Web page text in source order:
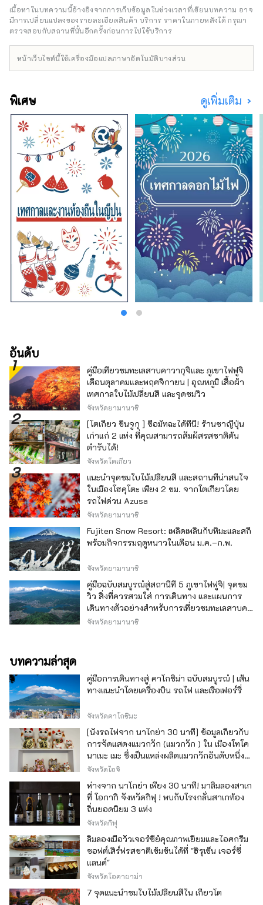
ขยายออกไปรอบๆ กำแพงเหล่านั้น ทิวทัศน์เมือง
และวัฒนธรรมของทัมบะ-ซาซายามะได้รับ
อิทธิพลอย่างมากจากเกียวโต และหากคุณเดินไป
ทิวทัศน์เมืองที่เหมือนกับเกียวโตที่นี่และที่นั่นอย่าง
เนื้อหาในบทความนี้อ้างอิงจากการเก็บข้อมูลในช่วงเวลาที่เขียนบทความ อาจ
มีการเปลี่ยนแปลงของรายละเอียดสินค้า บริการ ราคาในภายหลังได้ กรุณา
ตรวจสอบกับสถานที่นั้นอีกครั้งก่อนการไปใช้บริการ
หน้าเว็บไซต์นี้ใช้เครื่องมือแปลภาษาอัตโนมัติบางส่วน
พิเศษ ดูเพิ่มเติม
อันดับ
คู่มือเที่ยวชมทะเลสาบคาวากุจิและ ภูเขาไฟฟูจิ
เดือนตุลาคมและพฤศจิกายน | อุณหภูมิ เสื้อผ้า
เทศกาลใบไม้เปลี่ยนสี และจุดชมวิว
จังหวัดยามานาชิ
[โตเกียว ชินจูกุ ] ซื้อมัทฉะได้ที่นี่! ร้านชาญี่ปุ่น
เก่าแก่ 2 แห่ง ที่คุณสามารถสัมผัสรสชาติต้น
ตำรับได้!
จังหวัดโตเกียว
แนะนำจุดชมใบไม้เปลี่ยนสี และสถานที่น่าสนใจ
ในเมืองโฮคุโตะ เพียง 2 ชม. จากโตเกียวโดย
รถไฟด่วน Azusa
จังหวัดยามานาชิ
Fujiten Snow Resort: เพลิดเพลินกับหิมะและสกี
พร้อมกิจกรรมฤดูหนาวในเดือน ม.ค.–ก.พ.
จังหวัดยามานาชิ
คู่มือฉบับสมบูรณ์สู่สถานีที่ 5 ภูเขาไฟฟูจิ| จุดชม
วิว สิ่งที่ควรสวมใส่ การเดินทาง และแผนการ
เดินทางตัวอย่างสำหรับการเที่ยวชมทะเลสาบคา
วากุจิ
จังหวัดยามานาชิ
บทความล่าสุด
คู่มือการเดินทางสู่ คาโกชิม่า ฉบับสมบูรณ์ | เส้น
ทางแนะนำโดยเครื่องบิน รถไฟ และเรือเฟอร์รี่
จังหวัดคาโกชิมะ
[นั่งรถไฟจาก นาโกย่า 30 นาที] ข้อมูลเกี่ยวกับ
การจัดแสดงแมวกวัก (แมวกวัก ) ใน เมืองโทโค
นาเมะ เมะ ซึ่งเป็นแหล่งผลิตแมวกวักอันดับหนึ่ง
ของญี่ปุ่น
จังหวัดไอจิ
ห่างจาก นาโกย่า เพียง 30 นาที! มาลิ้มลองสาเก
ที่ โอกากิ จังหวัดกิฟุ ! พบกับโรงกลั่นสาเกท้อง
ถิ่นยอดนิยม 3 แห่ง
จังหวัดกิฟุ
ลิ้มลองเนื้อวัวเจอร์ซีย์คุณภาพเยี่ยมและไอศกรีม
ซอฟต์เสิร์ฟรสชาติเข้มข้นได้ที่ "ฮิรุเซ็น เจอร์ซี่
แลนด์"
จังหวัดโอคายาม่า
7 จุดแนะนำชมใบไม้เปลี่ยนสีใน เกียวโต